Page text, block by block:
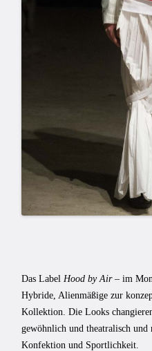
Das Label Hood by Air– im
Hybride, Alienmäßige zur
Kollektion. Die Looks
gewöhnlich und theatralisch und
Konfektion und Sportlichkeit.